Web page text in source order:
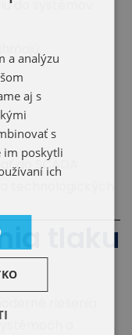
do systémov
do SCADA
technologických
tlaku
a
a analýzu
aj s
s
im poskytli
ich